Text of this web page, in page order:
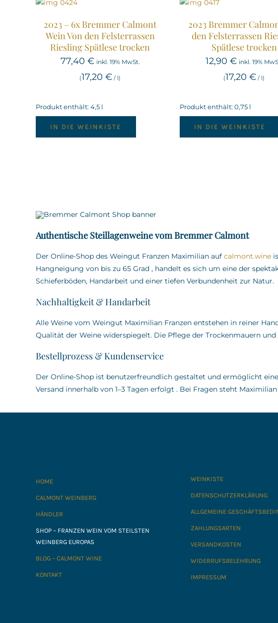
2023 – 6x Bremmer Calmont
Wein Von den Felsterrassen
Riesling Spätlese trocken
77,40 € inkl. 19% MwSt.
(17,20€ / l)
Produkt enthält: 4,5 l
IN DIE WEINKISTE
2023 Bremmer
den Felsterrassen
Spätlese trocken
12,90€ inkl. 19%
(17,20€ / l)
Produkt enthält: 0,75 l
IN DIE WEINKISTE
Authentische Steillagenweine vom Bremmer Calmont
Der Online-Shop des Weingut Franzen Maximilian auf calmont.wine
Hangneigung von bis zu 65 Grad, handelt es sich um eine der
Schieferböden, Handarbeit und einer tiefen Verbundenheit zur Natur.
Nachhaltigkeit & Handarbeit
Alle Weine vom Weingut Maximilian Franzen entstehen in reiner
Qualität der Weine widerspiegelt. Die Pflege der Trockenmauern
Bestellprozess & Kundenservice
Der Online-Shop ist benutzerfreundlich gestaltet und ermöglicht
Versand innerhalb von 1–3 Tagen erfolgt . Bei Fragen steht
HOME
CALMONT WEINBERG
HÄNDLER
SHOP – FRANZEN WEIN VOM STEILSTEN
WEINBERG EUROPAS
BLOG – CALMONT WINE
KONTAKT
WEINKISTE
DATENSCHUTZERKLÄRUNG
ALLGEMEINE
ZAHLUNGSARTEN
VERSANDKOSTEN
WIDERRUFSBELEHRUNG
IMPRESSUM